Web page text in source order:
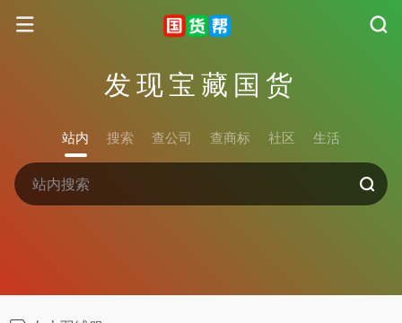
发现宝藏国货
站内 搜索 查公司 查商标 社区 生活